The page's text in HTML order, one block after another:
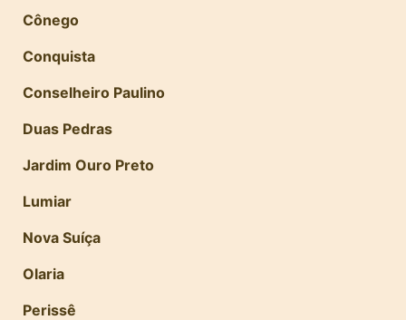
Cônego
Conquista
Conselheiro Paulino
Duas Pedras
Jardim Ouro Preto
Lumiar
Nova Suíça
Olaria
Perissê